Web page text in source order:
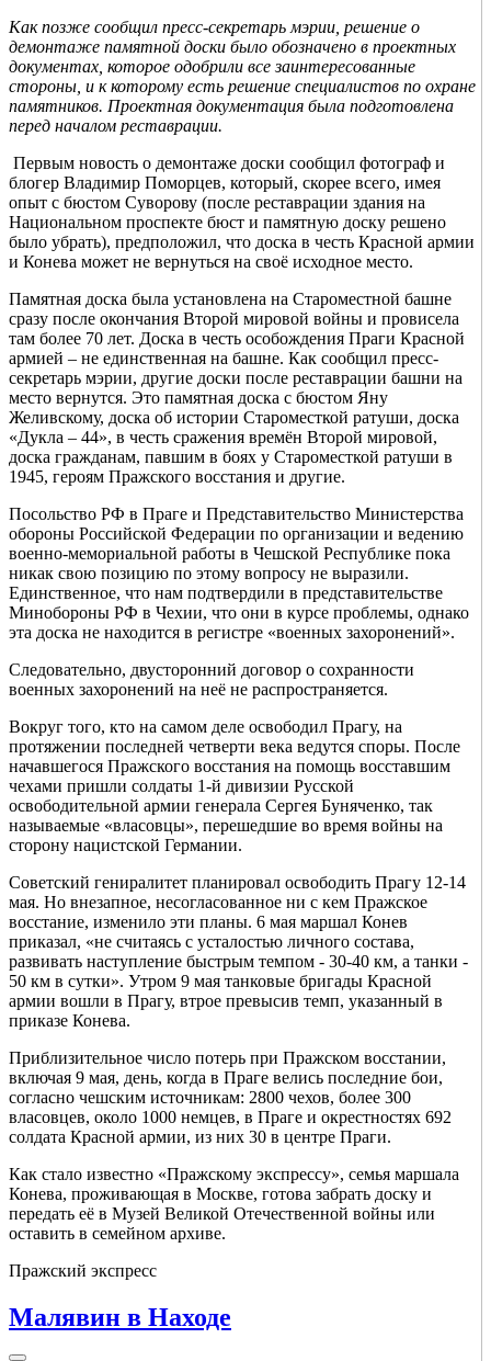
Как позже сообщил пресс-секретарь мэрии, решение о
демонтаже памятной доски было обозначено в проектных
документах, которое одобрили все заинтересованные
стороны, и к которому есть решение cпециалистов по охране
памятников. Проектная документация была подготовлена
перед началом реставрации.
Первым новость о демонтаже доски сообщил фотограф и
блогер Владимир Поморцев, который, скорее всего, имея
опыт с бюстом Суворову (после реставрации здания на
Национальном проспекте бюст и памятную доску решено
было убрать), предположил, что доска в честь Красной армии
и Конева может не вернуться на своё исходное место.
Памятная доска была установлена на Староместной башне
сразу после окончания Второй мировой войны и провисела
там более 70 лет. Доска в честь особождения Праги Красной
армией – не единственная на башне. Как сообщил пресс-
секретарь мэрии, другие доски после реставрации башни на
место вернутся. Это памятная доска с бюстом Яну
Желивскому, доска об истории Староместкой ратуши, доска
«Дукла – 44», в честь сражения времён Второй мировой,
доска гражданам, павшим в боях у Староместкой ратуши в
1945, героям Пражского восстания и другие.
Посольство РФ в Праге и Представительство Министерства
обороны Российской Федерации по организации и ведению
военно-мемориальной работы в Чешской Республике пока
никак свою позицию по этому вопросу не выразили.
Единственное, что нам подтвердили в представительстве
Минобороны РФ в Чехии, что они в курсе проблемы, однако
эта доска не находится в регистре «военных захоронений».
Следовательно, двусторонний договор о сохранности
военных захоронений на неё не распространяется.
Вокруг того, кто на самом деле освободил Прагу, на
протяжении последней четверти века ведутся споры. После
начавшегося Пражского восстания на помощь восставшим
чехами пришли солдаты 1-й дивизии Русской
освободительной армии генерала Сергея Буняченко, так
называемые «власовцы», перешедшие во время войны на
сторону нацистской Германии.
Советский гениралитет планировал освободить Прагу 12-14
мая. Но внезапное, несогласованное ни с кем Пражское
восстание, изменило эти планы. 6 мая маршал Конев
приказал, «не считаясь с усталостью личного состава,
развивать наступление быстрым темпом - 30-40 км, а танки -
50 км в сутки». Утром 9 мая танковые бригады Красной
армии вошли в Прагу, втрое превысив темп, указанный в
приказе Конева.
Приблизительное число потерь при Пражском восстании,
включая 9 мая, день, когда в Праге велись последние бои,
согласно чешским источникам: 2800 чехов, более 300
власовцев, около 1000 немцев, в Праге и окрестностях 692
солдата Красной армии, из них 30 в центре Праги.
Как стало известно «Пражскому экспрессу», семья маршала
Конева, проживающая в Москве, готова забрать доску и
передать её в Музей Великой Отечественной войны или
оставить в семейном архиве.
Пражский экспресс
Малявин в Находе